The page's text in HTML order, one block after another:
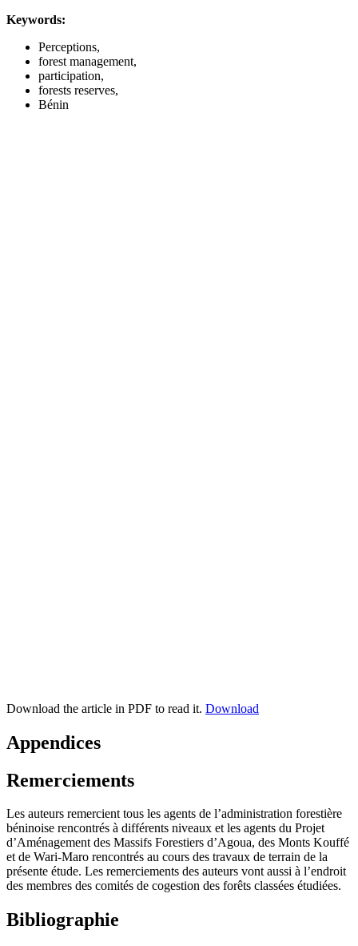
Keywords:
Perceptions,
forest management,
participation,
forests reserves,
Bénin
Download the article in PDF to read it. Download
Appendices
Remerciements
Les auteurs remercient tous les agents de l’administration forestière
béninoise rencontrés à différents niveaux et les agents du Projet
d’Aménagement des Massifs Forestiers d’Agoua, des Monts Kouffé
et de Wari-Maro rencontrés au cours des travaux de terrain de la
présente étude. Les remerciements des auteurs vont aussi à l’endroit
des membres des comités de cogestion des forêts classées étudiées.
Bibliographie